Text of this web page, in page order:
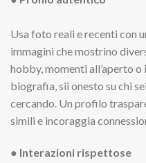
Usa foto reali e recenti con
immagini che mostrino
hobby, momenti all’aperto
biografia, sii onesto su chi
cercando. Un profilo
simili e incoraggia
● Interazioni rispettose